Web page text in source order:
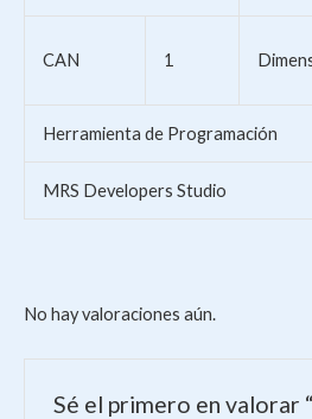
CAN 1
Herramienta de Programación
MRS Developers Studio
No hay valoraciones aún.
Sé el primero en valorar